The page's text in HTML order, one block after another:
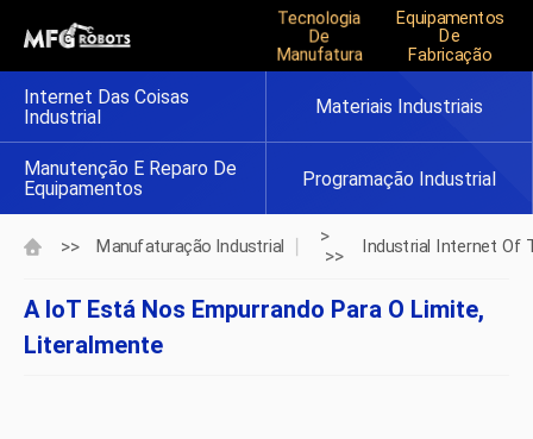
Tecnologia
De
Manufatura
Equipamentos
De
Fabricação
Internet Das Coisas
Industrial
Materiais Industriais
Manutenção E Reparo De
Equipamentos
Programação Industrial
>> Manufaturação Industrial
>
>>
Industrial Internet Of
A IoT Está Nos Empurrando Para O Limite,
Literalmente